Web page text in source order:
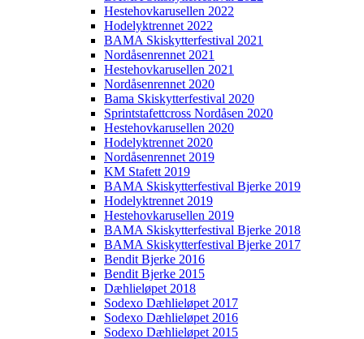
Hestehovkarusellen 2022
Hodelyktrennet 2022
BAMA Skiskytterfestival 2021
Nordåsenrennet 2021
Hestehovkarusellen 2021
Nordåsenrennet 2020
Bama Skiskytterfestival 2020
Sprintstafettcross Nordåsen 2020
Hestehovkarusellen 2020
Hodelyktrennet 2020
Nordåsenrennet 2019
KM Stafett 2019
BAMA Skiskytterfestival Bjerke 2019
Hodelyktrennet 2019
Hestehovkarusellen 2019
BAMA Skiskytterfestival Bjerke 2018
BAMA Skiskytterfestival Bjerke 2017
Bendit Bjerke 2016
Bendit Bjerke 2015
Dæhlieløpet 2018
Sodexo Dæhlieløpet 2017
Sodexo Dæhlieløpet 2016
Sodexo Dæhlieløpet 2015